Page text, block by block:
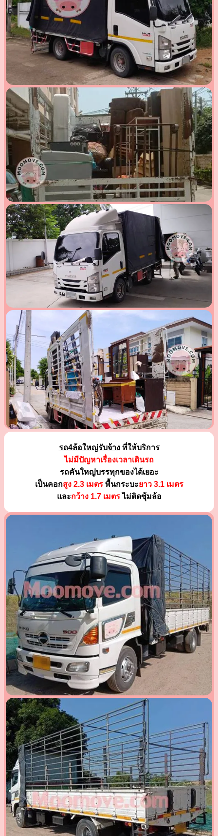
รถ4ล้อใหญ่รับจ้างที่ให้บริการ
ไม่มีปัญหาเรื่องเวลาเดินรถ
รถคันใหญ่บรรทุกของได้เยอะ
เป็นคอกสูง 2.3 เมตรพื้นกระบะยาว 3.1 เมตร
และกว้าง 1.7 เมตรไม่ติดซุ้มล้อ